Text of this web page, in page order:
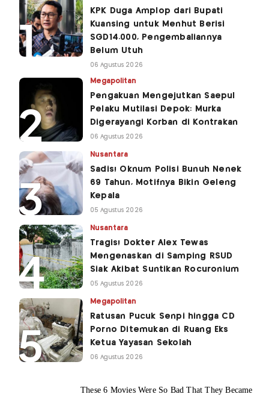
KPK Duga Amplop dari Bupati
Kuansing untuk Menhut Berisi
SGD14.000, Pengembaliannya
Belum Utuh
06 Agustus 2026
Megapolitan
Pengakuan Mengejutkan Saepul
Pelaku Mutilasi Depok: Murka
Digerayangi Korban di Kontrakan
06 Agustus 2026
Nusantara
Sadis! Oknum Polisi Bunuh Nenek
69 Tahun, Motifnya Bikin Geleng
Kepala
05 Agustus 2026
Nusantara
Tragis! Dokter Alex Tewas
Mengenaskan di Samping RSUD
Siak Akibat Suntikan Rocuronium
05 Agustus 2026
Megapolitan
Ratusan Pucuk Senpi hingga CD
Porno Ditemukan di Ruang Eks
Ketua Yayasan Sekolah
06 Agustus 2026